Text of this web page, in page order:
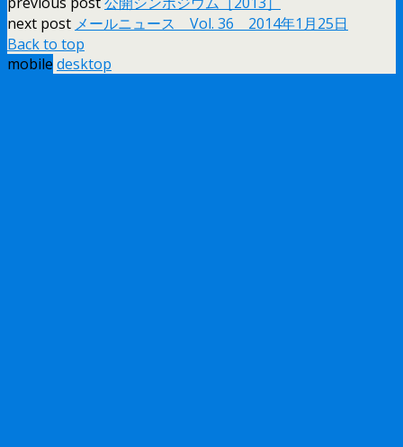
next post メールニュース Vol. 36 2014年1月25日
Back to top
mobile desktop